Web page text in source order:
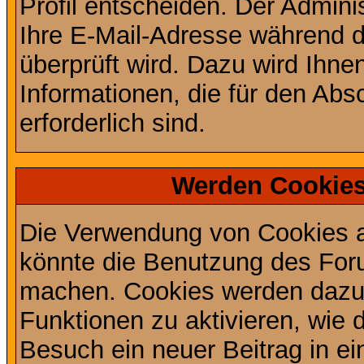
Profil entscheiden. Der
Ihre E-Mail-Adresse während
überprüft wird. Dazu wird
Informationen, die für den
erforderlich sind.
Werden
Die Verwendung von
könnte die Benutzung des
machen. Cookies werden
Funktionen zu aktivieren, wie
Besuch ein neuer Beitrag in